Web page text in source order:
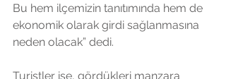
Bu hem ilçemizin tanıtımında hem de
ekonomik olarak girdi sağlanmasına
neden olacak” dedi.
Turistler ise, gördükleri manzara